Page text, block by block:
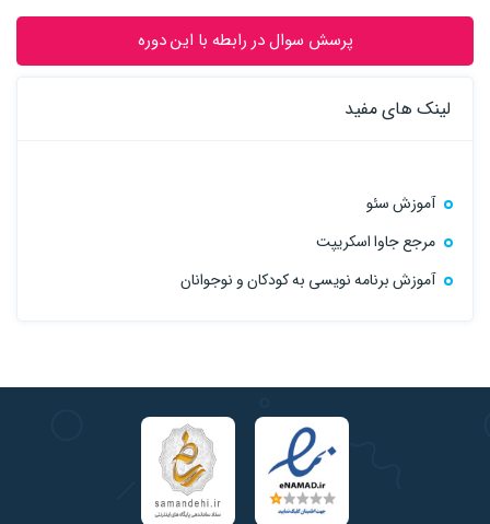
پرسش سوال در رابطه با این دوره
لینک های مفید
آموزش سئو
مرجع جاوا اسکریپت
آموزش برنامه نویسی به کودکان و نوجوانان